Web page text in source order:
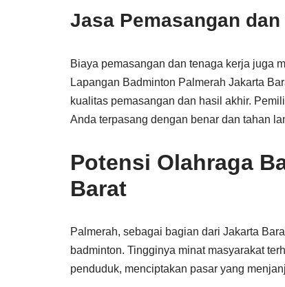
Jasa Pemasangan
Biaya pemasangan dan tenaga kerja juga
Lapangan Badminton Palmerah Jakarta
kualitas pemasangan dan hasil akhir.
Anda terpasang dengan benar dan tahan
Potensi Olahraga
Barat
Palmerah, sebagai bagian dari Jakarta
badminton. Tingginya minat masyarakat
penduduk, menciptakan pasar yang